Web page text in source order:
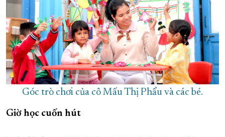
Góc trò chơi của cô Mấu Thị Phẩu và các bé.
Giờ học cuốn hút